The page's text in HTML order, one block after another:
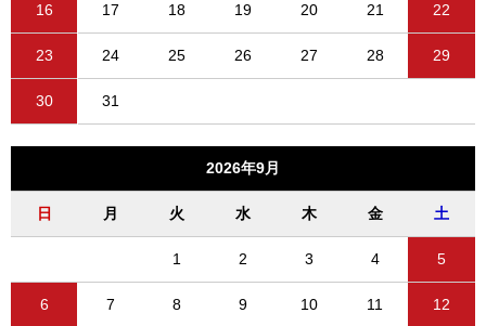
16 17 18 19 20 21 22
23 24 25 26 27 28 29
30 31
2026年9月
日 月 火 水 木 金 土
1 2 3 4 5
6 7 8 9 10 11 12